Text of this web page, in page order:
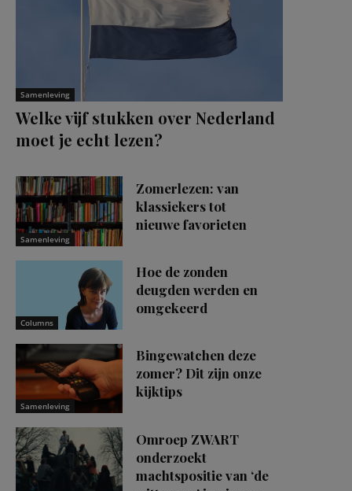
Samenleving
Welke vijf stukken over Nederland
moet je echt lezen?
Samenleving
Zomerlezen: van
klassiekers tot
nieuwe favorieten
Columns
Hoe de zonden
deugden werden en
omgekeerd
Samenleving
Bingewatchen deze
zomer? Dit zijn onze
kijktips
Omroep ZWART
onderzoekt
machtspositie van ‘de